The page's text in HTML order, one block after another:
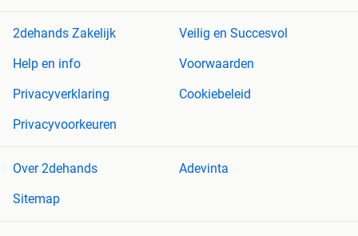
2dehands Zakelijk
Veilig en Succesvol
Help en info
Voorwaarden
Privacyverklaring
Cookiebeleid
Privacyvoorkeuren
Over 2dehands
Adevinta
Sitemap